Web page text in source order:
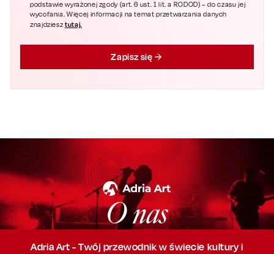
podstawie wyrażonej zgody (art. 6 ust. 1 lit. a RODOD) – do czasu jej
wycofania. Więcej informacji na temat przetwarzania danych
znajdziesztutaj.
Zapisz się
O nas
Adria Art - Twój przewodnik w świecie kultury i